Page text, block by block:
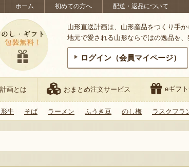
ホーム 初めての方へ 配送・返品について
山形直送計画は、山形産品をつくり手
地元で愛される山形ならではの逸品を
ログイン（会員マイページ）
画とは おまとめ注文サービス eギフ
牛 そば ラーメン ふうき豆 のし梅 ラスクフラ